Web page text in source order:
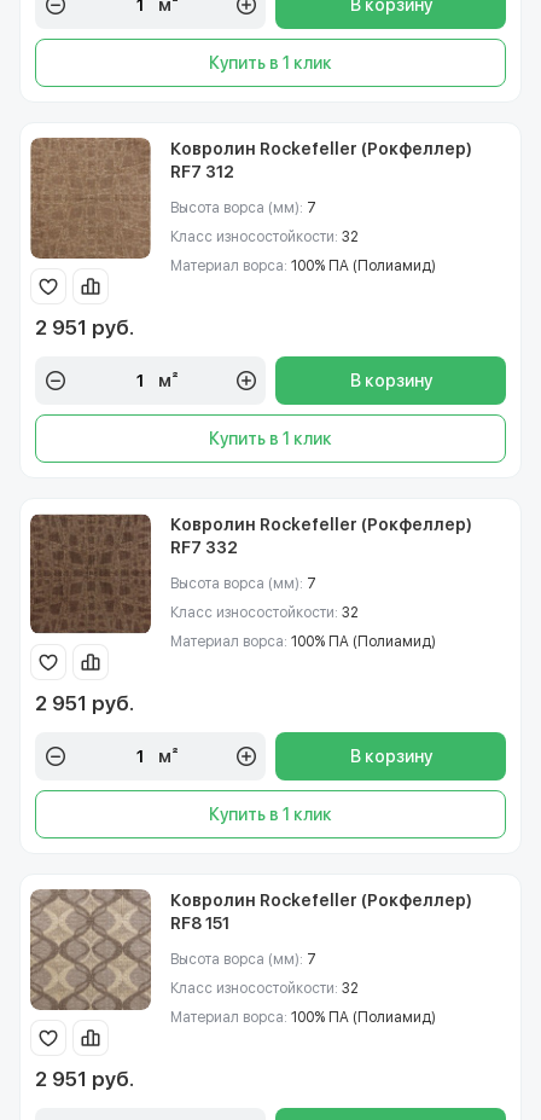
м² В корзину
Купить в 1 клик
Ковролин Rockefeller (Рокфеллер)
RF7 312
Высота ворса (мм): 7
Класс износостойкости: 32
Материал ворса: 100% ПА (Полиамид)
2 951 руб.
м² В корзину
Купить в 1 клик
Ковролин Rockefeller (Рокфеллер)
RF7 332
Высота ворса (мм): 7
Класс износостойкости: 32
Материал ворса: 100% ПА (Полиамид)
2 951 руб.
м² В корзину
Купить в 1 клик
Ковролин Rockefeller (Рокфеллер)
RF8 151
Высота ворса (мм): 7
Класс износостойкости: 32
Материал ворса: 100% ПА (Полиамид)
2 951 руб.